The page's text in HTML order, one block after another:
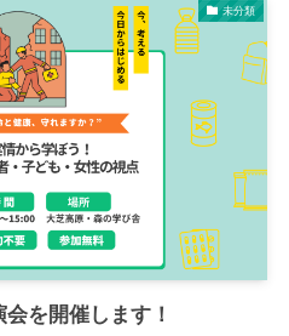
未分類
を開催します！